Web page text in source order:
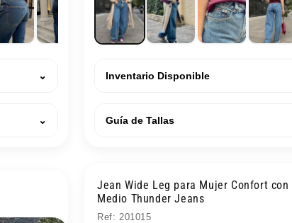
⌄
⌄
Inventario Disponible
Guía de Tallas
Jean Wide Leg para Mujer Confort con
Medio Thunder Jeans
Ref: 201015